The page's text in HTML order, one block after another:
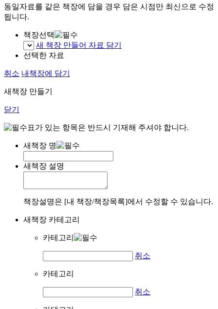
동일자료를 같은 책장에 담을 경우 담은 시점만 최신으로 수정
됩니다.
책장선택
새 책장 만들어 자료 담기
선택한 자료
취소 내책장에 담기
새책장 만들기
닫기
표가 있는 항목은 반드시 기재해 주셔야 합니다.
새책장 명
새책장 설명
책장설명은 [내 책장/책장목록]에서 수정할 수 있습니다.
새책장 카테고리
카테고리
취소
카테고리
취소